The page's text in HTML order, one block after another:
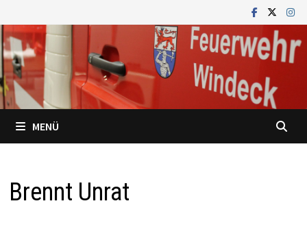
Inhalt
springen
MENÜ
Brennt Unrat